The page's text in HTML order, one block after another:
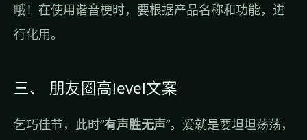
哦！在使用谐音梗时，要根据产品名称和功能，进
行化用。
三、 朋友圈高level文案
乞巧佳节，此时“有声胜无声”。爱就是要坦坦荡荡，